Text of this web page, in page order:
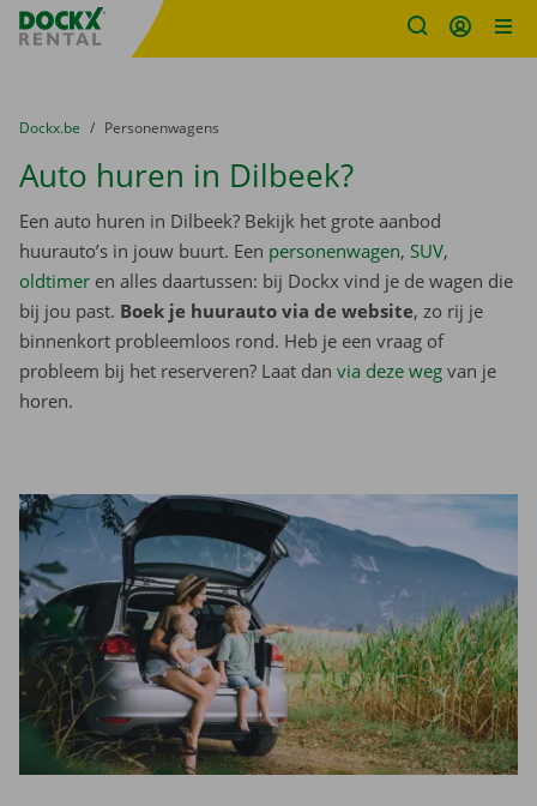
Fratello DEMO
U bevindt zich hier:
van
Dockx.be naar
Personenwagens
Auto huren in Dilbeek?
Een auto huren in Dilbeek? Bekijk het grote aanbod
huurauto’s in jouw buurt. Een personenwagen, SUV,
oldtimer en alles daartussen: bij Dockx vind je de wagen die
bij jou past. Boek je huurauto via de website, zo rij je
binnenkort probleemloos rond. Heb je een vraag of
probleem bij het reserveren? Laat dan via deze weg van je
horen.